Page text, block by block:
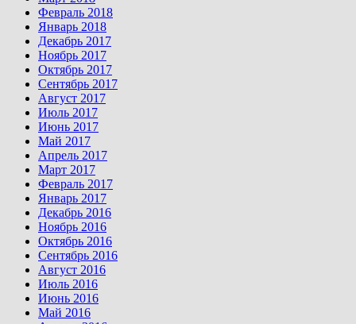
Февраль 2018
Январь 2018
Декабрь 2017
Ноябрь 2017
Октябрь 2017
Сентябрь 2017
Август 2017
Июль 2017
Июнь 2017
Май 2017
Апрель 2017
Март 2017
Февраль 2017
Январь 2017
Декабрь 2016
Ноябрь 2016
Октябрь 2016
Сентябрь 2016
Август 2016
Июль 2016
Июнь 2016
Май 2016